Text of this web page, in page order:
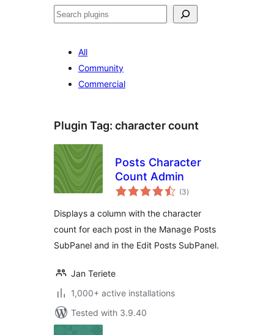
ရှာ
All
Community
Commercial
Plugin Tag: character count
Posts Character
Count Admin
(3total
ratings
)
Displays a column with the character
count for each post in the Manage Posts
SubPanel and in the Edit Posts SubPanel.
Jan Teriete
1,000+ active installations
Tested with 3.9.40